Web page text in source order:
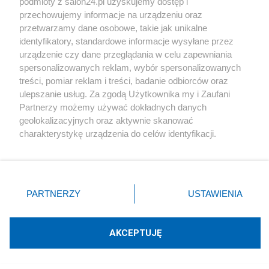
Audyt Szpitala Południowego potwierdził najgorsze.
Trzaskowski musiał to przyznać
Redakcja
#800 plus
Morawiecki proponuje 3600 plus zamiast
przechowujemy informacje na urządzeniu oraz
przetwarzamy dane osobowe, takie jak unikalne
identyfikatory, standardowe informacje wysyłane przez
urządzenie czy dane przeglądania w celu zapewniania
spersonalizowanych reklam, wybór spersonalizowanych
treści, pomiar reklam i treści, badanie odbiorców oraz
ulepszanie usług. Za zgodą Użytkownika my i Zaufani
Partnerzy możemy używać dokładnych danych
geolokalizacyjnych oraz aktywnie skanować
charakterystykę urządzenia do celów identyfikacji.
zmienić/wycofać klikając przycisk ustawień prywatności
znajdujący się w lewym dolnym rogu strony
rodzaje przetwarzania danych nie wymagają zgody
użytkownika, ale masz prawo sprzeciwić się takiemu
PARTNERZY USTAWIENIA
AKCEPTUJĘ